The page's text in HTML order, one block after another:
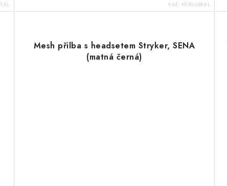
XL Kód: M140-2684-L
Mesh přilba s headsetem Stryker, SENA
(matná černá)